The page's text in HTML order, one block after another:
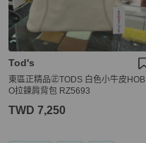
Tod's
東區正精品㊣TODS 白色小牛皮HOB
O拉鍊肩背包 RZ5693
TWD 7,250